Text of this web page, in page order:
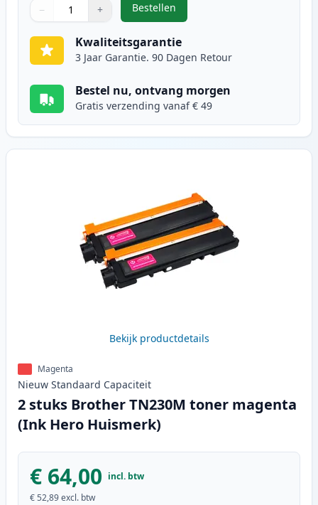
Gebruik de knoppen om aan te passen
− +
1
Bestellen
,2 stuks Brother TN230C toner
Kwaliteitsgarantie
3 Jaar Garantie. 90 Dagen Retour
Bestel nu, ontvang morgen
Gratis verzending vanaf € 49
Bekijk productdetails
Magenta
Nieuw Standaard Capaciteit
2 stuks Brother TN230M toner magenta
(Ink Hero Huismerk)
€ 64,00 incl. btw
€ 52,89excl. btw